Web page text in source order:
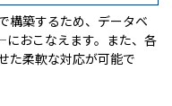
構築するため、データベ
おこなえます。また、各
た柔軟な対応が可能で